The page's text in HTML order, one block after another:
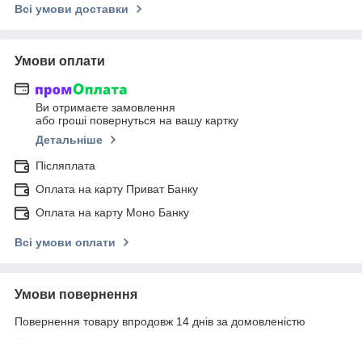
Всі умови доставки
Умови оплати
Ви отримаєте замовлення
або гроші повернуться на вашу картку
Детальніше
Післяплата
Оплата на карту Приват Банку
Оплата на карту Моно Банку
Всі умови оплати
Умови повернення
Повернення товару впродовж 14 днів за домовленістю